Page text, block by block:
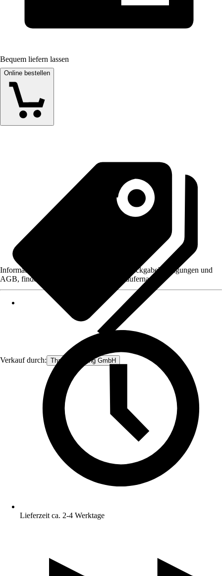
Bequem liefern lassen
Online bestellen
Verkauf durch: Thats Shopping GmbH
Informationen des Verkäufers, wie z. B. Rückgabebedingungen und
AGB, finden Sie bei Klick auf den Verkäufernamen.
Lieferzeit ca. 2-4 Werktage